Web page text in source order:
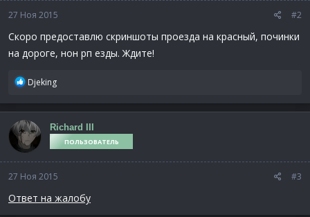
27 Ноя 2015 #2
Скоро предоставлю скриншоты проезда на красный, починки
на дороге, нон рп езды. Ждите!
Р
а
к
ц
и
и
Djeking
Richard III
ПОЛЬЗОВАТЕЛЬ
27 Ноя 2015 #3
Ответ на жалобу